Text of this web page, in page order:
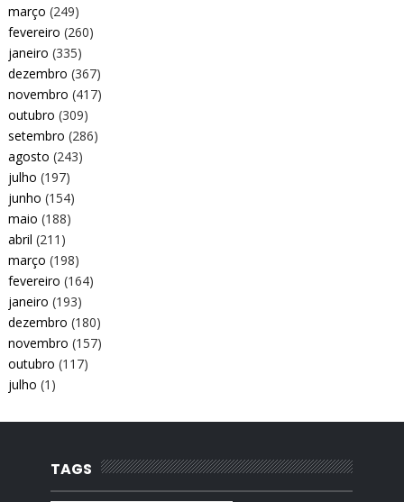
março (249)
fevereiro (260)
janeiro (335)
dezembro (367)
novembro (417)
outubro (309)
setembro (286)
agosto (243)
julho (197)
junho (154)
maio (188)
abril (211)
março (198)
fevereiro (164)
janeiro (193)
dezembro (180)
novembro (157)
outubro (117)
julho (1)
TAGS